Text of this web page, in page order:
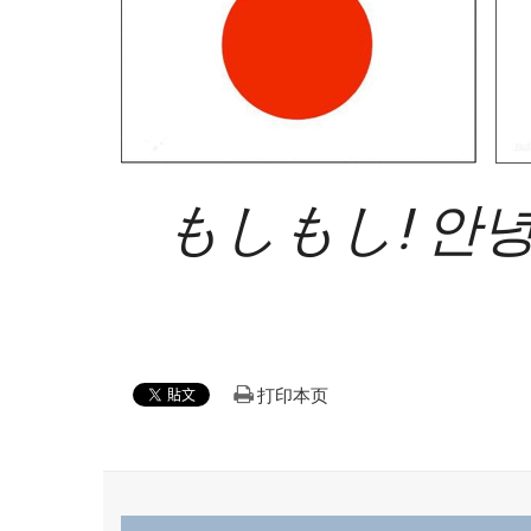
もしもし! 안
打印本页